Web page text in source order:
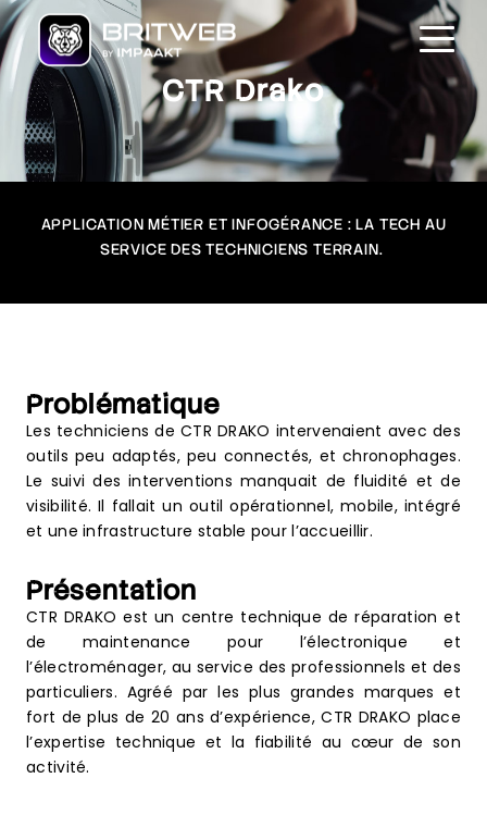
CTR Drako
APPLICATION MÉTIER ET INFOGÉRANCE : LA TECH AU
SERVICE DES TECHNICIENS TERRAIN.
Présentation
CTR DRAKO est un centre technique de réparation et
de maintenance pour l’électronique et
l’électroménager, au service des professionnels et des
particuliers. Agréé par les plus grandes marques et
fort de plus de 20 ans d’expérience,CTR DRAKO place
l’expertise technique et la fiabilité au cœur de son
activité.
Problématique
Les techniciens deCTR DRAKO intervenaient avec des
outils peu adaptés, peu connectés, et chronophages.
Le suivi des interventions manquait de fluidité et de
visibilité. Il fallait un outil opérationnel, mobile, intégré
et une infrastructure stable pour l’accueillir.